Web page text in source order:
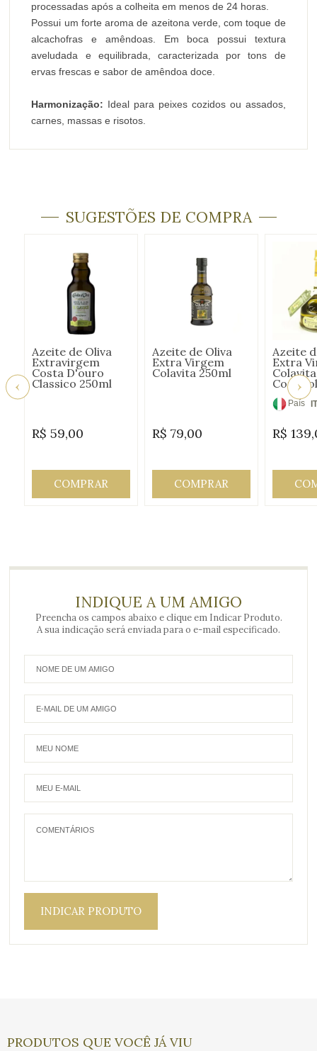
processadas após a colheita em menos de 24 horas.
Possui um forte aroma de azeitona verde, com toque de
alcachofras e amêndoas. Em boca possui textura
aveludada e equilibrada, caracterizada por tons de
ervas frescas e sabor de amêndoa doce.
Harmonização: Ideal para peixes cozidos ou assados,
carnes, massas e risotos.
SUGESTÕES DE COMPRA
Azeite de Oliva
Extravirgem
Costa D'ouro
Classico 250ml
R$ 59,00
COMPRAR
Azeite de Oliva
Extra Virgem
Colavita 250ml
R$ 79,00
COMPRAR
Azeite
Extra
Com
País
R$
INDIQUE A UM AMIGO
Preencha os campos abaixo e clique em Indicar Produto.
A sua indicação será enviada para o e-mail especificado.
INDICAR PRODUTO
PRODUTOS QUE VOCÊ JÁ VIU